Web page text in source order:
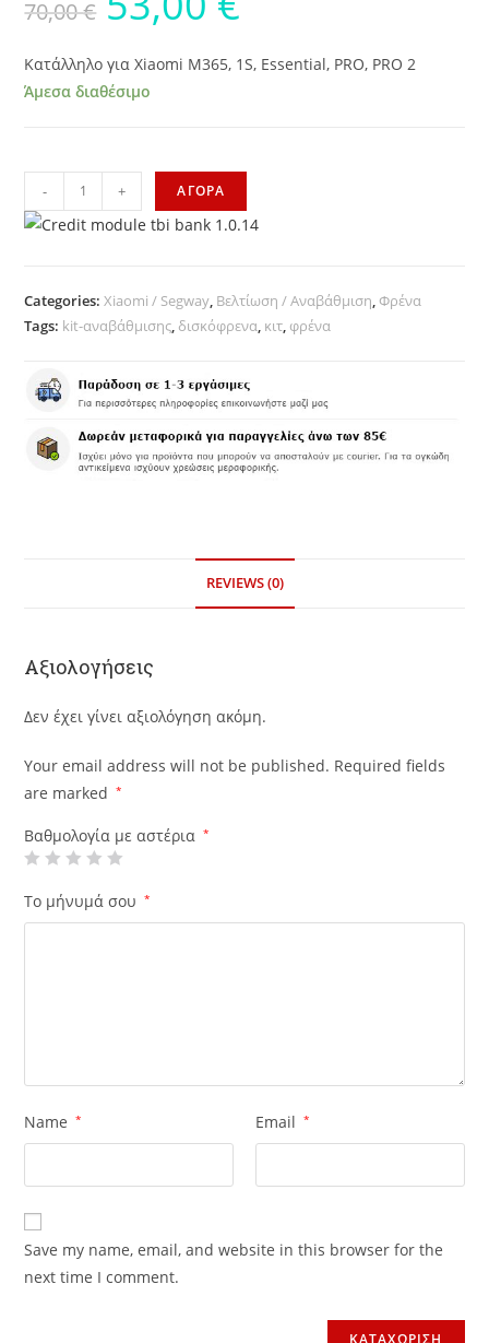
70,00€
Κατάλληλο για Xiaomi M365, 1S, Essential, PRO, PRO 2
Άμεσα διαθέσιμο
- + ΑΓΟΡΑ
Categories:Xiaomi / Segway, Βελτίωση / Αναβάθμιση,Φρένα
Tags: kit-αναβάθμισης, δισκόφρενα, κιτ, φρένα
REVIEWS (0)
Αξιολογήσεις
Δεν έχει γίνει αξιολόγηση ακόμη.
Your email address will not be published. Required fields
are marked
*
Βαθμολογία με αστέρια *
Το μήνυμά σου *
Name * Email *
Save my name, email, and website in this browser for the
next time I comment.